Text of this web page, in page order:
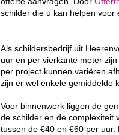
schilder die u kan helpen voor
Als schildersbedrijf uit
uur en per vierkante meter
per project kunnen variëren
zijn er wel enkele gemiddelde
Voor binnenwerk liggen de
de schilder en de complexiteit
tussen de €40 en €60 per